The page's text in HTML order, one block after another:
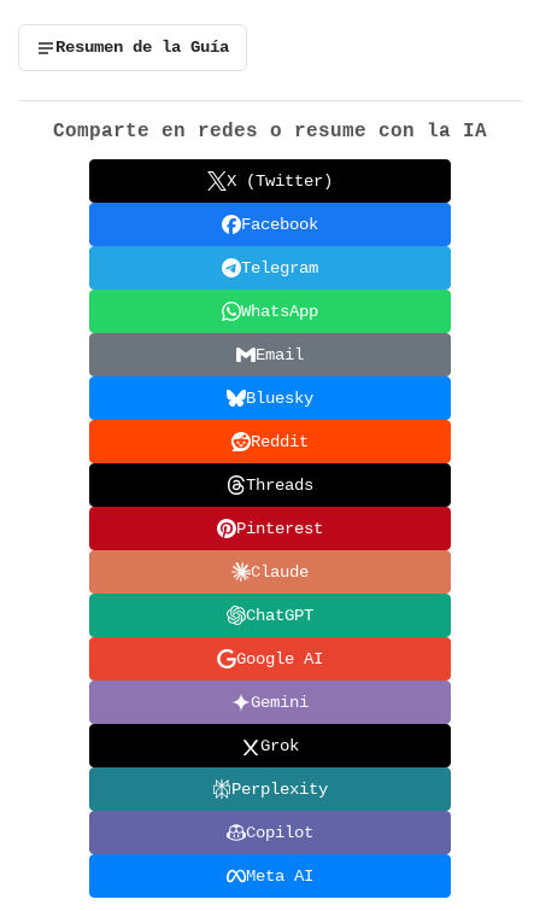
Resumen de la Guía
Comparte en redes o resume con la IA
X (Twitter)
Facebook
Telegram
WhatsApp
Email
Bluesky
Reddit
Threads
Pinterest
Claude
ChatGPT
Google AI
Gemini
Grok
Perplexity
Copilot
Meta AI